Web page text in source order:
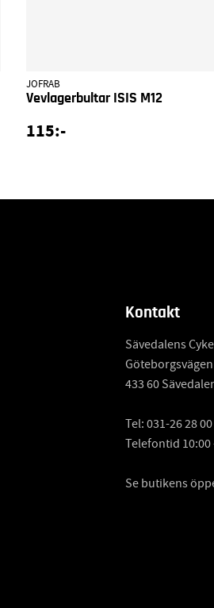
JOFRAB
Vevlagerbultar ISIS M12
115:-
Kontakt
Sävedalens
433 60
Tel:031-26 28 00
Telefontid 10:00
Se butikens